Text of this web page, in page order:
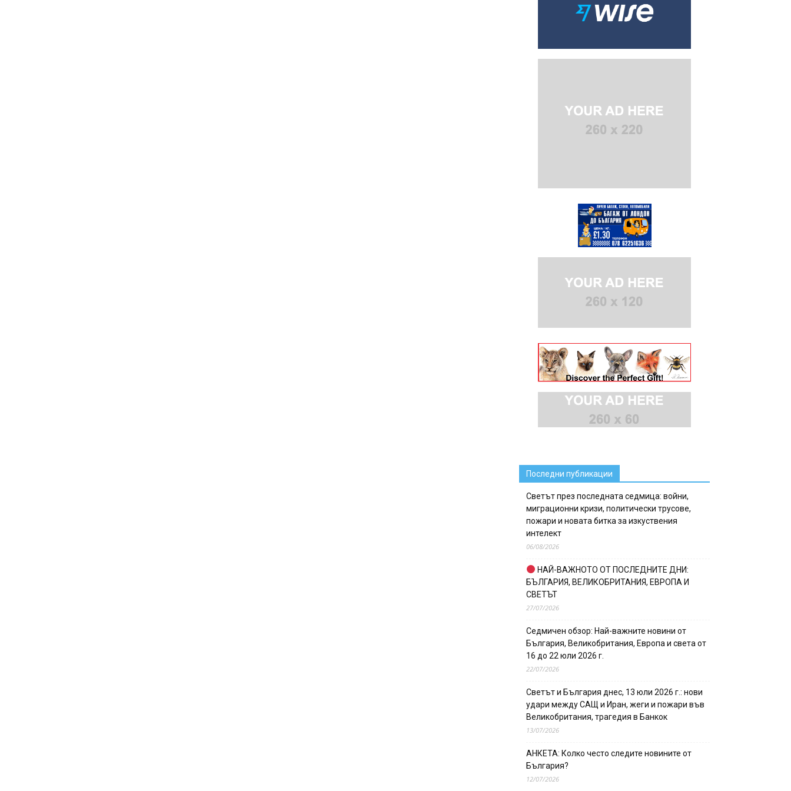
Последни публикации
Светът през последната седмица: войни,
миграционни кризи, политически трусове,
пожари и новата битка за изкуствения
интелект
06/08/2026
НАЙ-ВАЖНОТО ОТ ПОСЛЕДНИТЕ ДНИ:
БЪЛГАРИЯ, ВЕЛИКОБРИТАНИЯ, ЕВРОПА И
СВЕТЪТ
27/07/2026
Седмичен обзор: Най-важните новини от
България, Великобритания, Европа и света от
16 до 22 юли 2026 г.
22/07/2026
Светът и България днес, 13 юли 2026 г.: нови
удари между САЩ и Иран, жеги и пожари във
Великобритания, трагедия в Банкок
13/07/2026
АНКЕТА: Колко често следите новините от
България?
12/07/2026